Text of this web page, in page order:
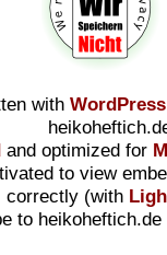
with WordPress
and optimized for
to view
correctly (with
to